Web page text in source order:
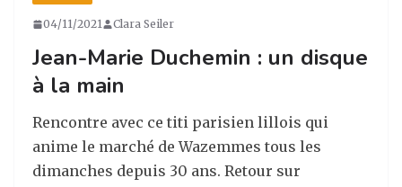
04/11/2021 Clara Seiler
Jean-Marie Duchemin : un disque
à la main
Rencontre avec ce titi parisien lillois qui
anime le marché de Wazemmes tous les
dimanches depuis 30 ans. Retour sur